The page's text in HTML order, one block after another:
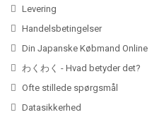
Levering
Handelsbetingelser
Din Japanske Købmand Online
わくわく - Hvad betyder det?
Ofte stillede spørgsmål
Datasikkerhed